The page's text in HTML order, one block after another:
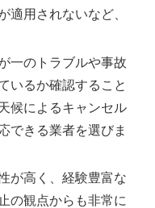
適用されないなど、
一のトラブルや事故
いるか確認すること
候によるキャンセル
できる業者を選びま
が高く、経験豊富な
の観点からも非常に